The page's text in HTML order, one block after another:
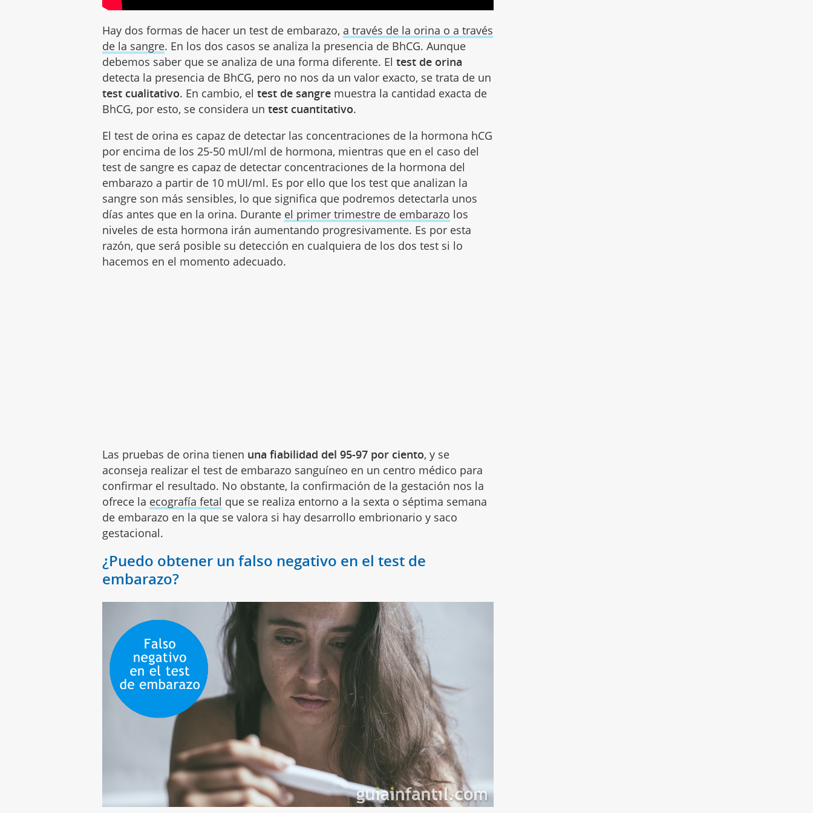
Hay dos formas de hacer un test de embarazo, a través de la orina o a través
de la sangre. En los dos casos se analiza la presencia de BhCG. Aunque
debemos saber que se analiza de una forma diferente. Eltest de orina
detecta la presencia de BhCG, pero no nos da un valor exacto, se trata de un
test cualitativo. En cambio, eltest de sangre muestra la cantidad exacta de
BhCG, por esto, se considera untest cuantitativo.
El test de orina es capaz de detectar las concentraciones de la hormona hCG
por encima de los 25-50 mUl/ml de hormona, mientras que en el caso del
test de sangre es capaz de detectar concentraciones de la hormona del
embarazo a partir de 10 mUI/ml. Es por ello que los test que analizan la
sangre son más sensibles, lo que significa que podremos detectarla unos
días antes que en la orina. Durante el primer trimestre de embarazo los
niveles de esta hormona irán aumentando progresivamente. Es por esta
razón, que será posible su detección en cualquiera de los dos test si lo
hacemos en el momento adecuado.
Las pruebas de orina tienen una fiabilidad del 95-97 por ciento, y se
aconseja realizar el test de embarazo sanguíneo en un centro médico para
confirmar el resultado. No obstante, la confirmación de la gestación nos la
ofrece la ecografía fetal que se realiza entorno a la sexta o séptima semana
de embarazo en la que se valora si hay desarrollo embrionario y saco
gestacional.
¿Puedo obtener un falso negativo en el test de
embarazo?